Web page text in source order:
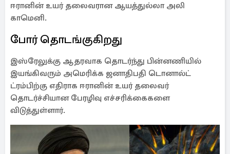
ஈரானின் உயர் தலைவரான ஆயத்துல்லா அலி
காமெனி.
போர் தொடங்குகிறது
இஸ்ரேலுக்கு ஆதரவாக தொடர்ந்து பின்னணியில்
இயங்கிவரும் அமெரிக்க ஜனாதிபதி டொனால்ட்
ட்ரம்பிற்கு எதிராக ஈரானின் உயர் தலைவர்
தொடர்ச்சியான பேரழிவு எச்சரிக்கைகளை
விடுத்துள்ளார்.